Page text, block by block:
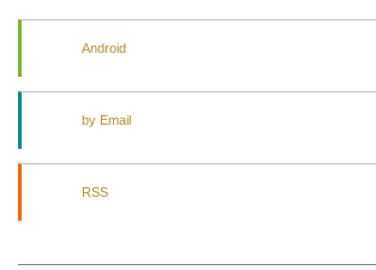
Android
by Email
RSS